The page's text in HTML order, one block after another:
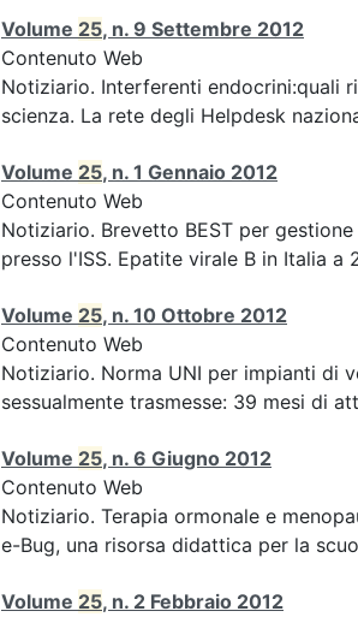
Volume 25, n. 9 Settembre 2012
Contenuto Web
Notiziario. Interferenti endocrini:quali
scienza. La rete degli Helpdesk
Volume 25, n. 1 Gennaio 2012
Contenuto Web
Notiziario. Brevetto BEST per
presso l'ISS. Epatite virale B in Italia a
Volume 25, n. 10 Ottobre 2012
Contenuto Web
Notiziario. Norma UNI per impianti di
sessualmente trasmesse: 39 mesi di
Volume 25, n. 6 Giugno 2012
Contenuto Web
Notiziario. Terapia ormonale e
e-Bug, una risorsa didattica per la
Volume 25, n. 2 Febbraio 2012